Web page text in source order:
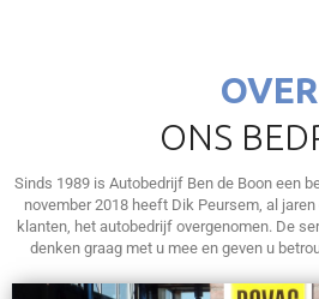
OVER
ONS
Sinds 1989 is Autobedrijf Ben de Boon een
november 2018 heeft Dik Peursem, al
klanten, het autobedrijf overgenomen. De
denken graag met u mee en geven u